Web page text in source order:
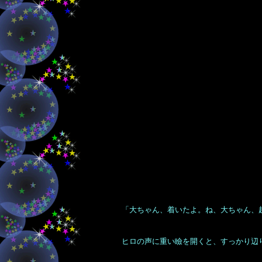
「大ちゃん、着いたよ。ね、大ちゃん、
ヒロの声に重い瞼を開くと、すっかり辺